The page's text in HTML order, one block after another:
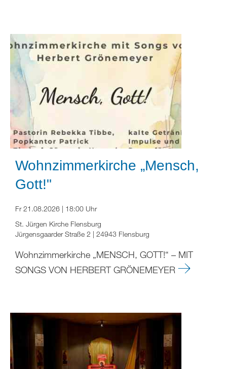
Wohnzimmerkirche „Mensch,
Gott!"
Fr 21.08.2026 | 18:00 Uhr
St. Jürgen Kirche Flensburg
Jürgensgaarder Straße 2 | 24943 Flensburg
Wohnzimmerkirche „MENSCH, GOTT!“ – MIT
SONGS VON HERBERT GRÖNEMEYER